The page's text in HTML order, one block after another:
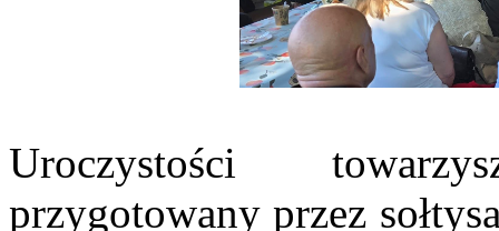
Uroczystości
przygotowany przez